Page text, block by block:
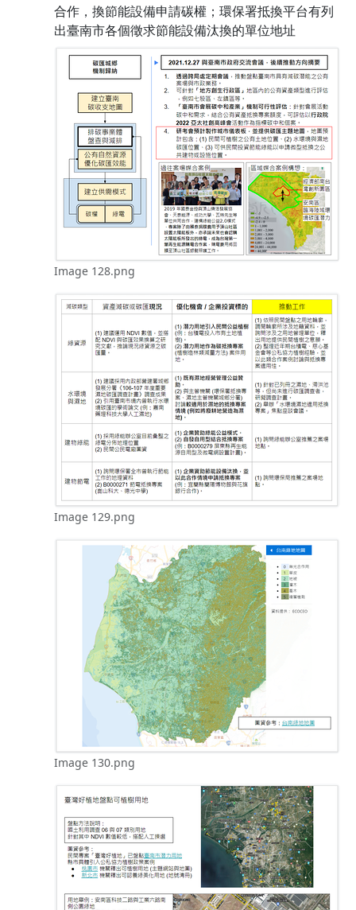
合作，換節能設備申請碳權；環保署抵換平台有列
出臺南市各個徵求節能設備汰換的單位地址
Image 128.png
Image 129.png
Image 130.png